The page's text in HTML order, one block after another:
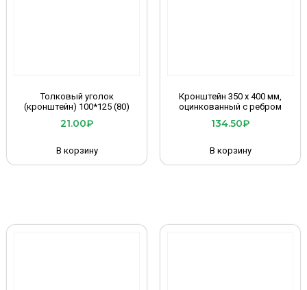
Толковый уголок
(кронштейн) 100*125 (80)
21.00₽
В корзину
Кронштейн 350 х 400 мм,
оцинкованный с ребром
134.50₽
В корзину